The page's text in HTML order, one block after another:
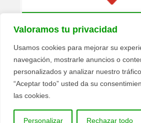
Valoramos tu privacidad
Usamos cookies para mejorar su
navegación, mostrarle anuncios o
personalizados y analizar nuestro
“Aceptar todo” usted da su
las cookies.
Personalizar Rechazar todo
Política de privacidad
© 2026 Texquiplas Pisolimpio -